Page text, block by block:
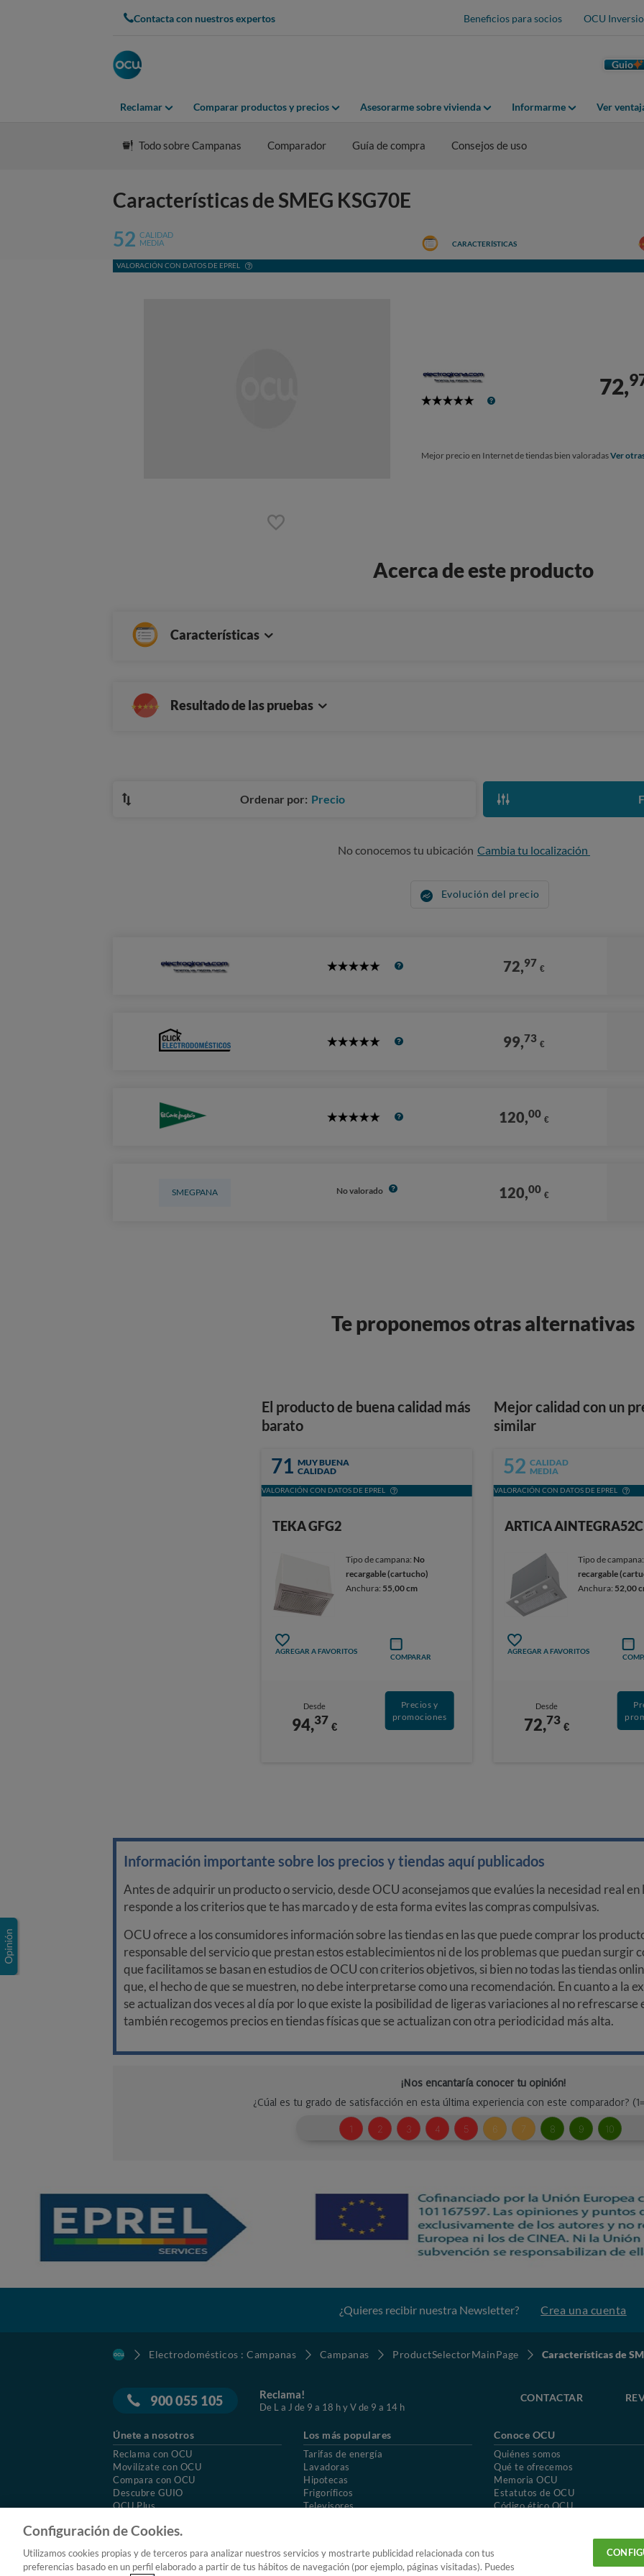
Contacta con nuestros expertos Beneficios para socios OCU
Guio
Reclamar Comparar productos y precios Asesorarme sobre vivienda Informarme Ver
Todo sobre Campanas Comparador Guía de compra Consejos de uso
Características de SMEG KSG70E
52 CALIDAD
MEDIA
VALORACIÓN CON DATOS DE EPREL
CARACTERÍSTICAS
5
72,
Mejor precio en Internet de tiendas bien valoradasVer
Acerca de este producto
Características
Resultado de las pruebas
Ordenar por: Precio
No conocemos tu ubicación Cambia tu localización
Evolución del precio
5
72,97 €
5
99,73 €
5
120,00 €
SMEGPANA No valorado 120,00 €
Te proponemos otras alternativas
El producto de buena calidad más
barato
71 MUY BUENA
CALIDAD
VALORACIÓN CON DATOS DE EPREL
TEKA GFG2
Tipo de campana: No
recargable (cartucho)
Anchura: 55,00 cm
AGREGAR A FAVORITOS
COMPARAR
Desde
94,37 €
Precios y
promociones
Mejor calidad con un
similar
52 CALIDAD
MEDIA
VALORACIÓN CON DATOS DE EPREL
ARTICA
Tipo de campana:
recargable
Anchura: 52,00
AGREGAR A FAVORITOS
Desde
72,73 €
Información importante sobre los precios y tiendas aquí publicados
Antes de adquirir un producto o servicio, desde OCU aconsejamos que evalúes la necesidad real
responde a los criterios que te has marcado y de esta forma evites las compras compulsivas.
OCU ofrece a los consumidores información sobre las tiendas en las que puede comprar los
responsable del servicio que prestan estos establecimientos ni de los problemas que puedan surgir
que facilitamos se basan en estudios de OCU con criterios objetivos, si bien no todas las tiendas
que, el hecho de que se muestren, no debe interpretarse como una recomendación. En cuanto a la
se actualizan dos veces al día por lo que existe la posibilidad de ligeras variaciones al no refrescarse
también recogemos precios en tiendas físicas que se actualizan con otra periodicidad más alta.
¿Quieres recibir nuestra Newsletter? Crea una cuenta
Electrodomésticos : Campanas Campanas ProductSelectorMainPage Características de
900 055 105 Reclama!
De L a J de 9 a 18 h y V de 9 a 14 h
CONTACTAR
Únete a nosotros
Reclama con OCU
Movilízate con OCU
Compara con OCU
Descubre GUIO
OCU Plus
Los más populares
Tarifas de energía
Lavadoras
Hipotecas
Frigoríficos
Televisores
Conoce OCU
Quiénes somos
Qué te ofrecemos
Memoria OCU
Estatutos de OCU
Código ético OCU
Uso del nombre y de los signos de OCU
Aviso Legal
Política de cookies
Configuración de Cookies.
Utilizamos cookies propias y de terceros para analizar nuestros servicios y mostrarte publicidad relacionada con tus
preferencias basado en un perfil elaborado a partir de tus hábitos de navegación (por ejemplo, páginas visitadas). Puedes